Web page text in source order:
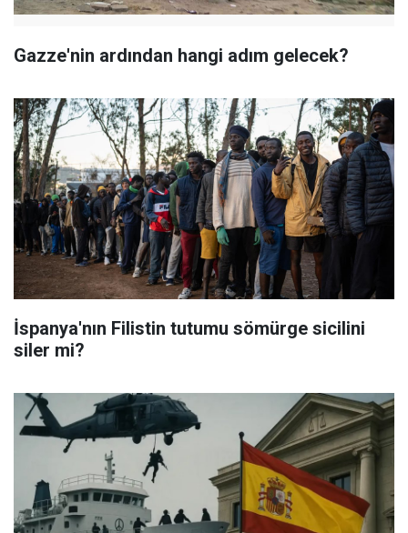
Gazze'nin ardından hangi adım gelecek?
İspanya'nın Filistin tutumu sömürge sicilini
siler mi?